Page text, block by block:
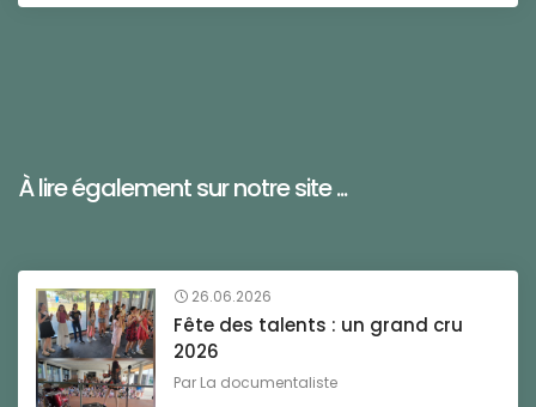
À lire également sur notre site ...
26.06.2026
Fête des talents : un grand cru
2026
Par La documentaliste